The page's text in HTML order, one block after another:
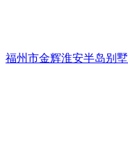
福州市金辉淮安半岛别墅